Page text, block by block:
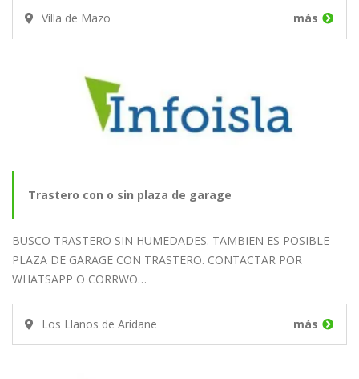
Villa de Mazo más
Trastero con o sin plaza de garage
BUSCO TRASTERO SIN HUMEDADES. TAMBIEN ES POSIBLE
PLAZA DE GARAGE CON TRASTERO. CONTACTAR POR
WHATSAPP O CORRWO…
Los Llanos de Aridane más